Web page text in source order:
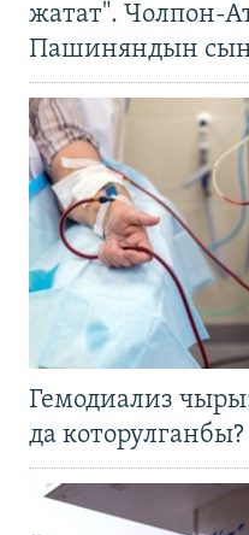
жатат". Чолпон-
Пашиняндын
Гемодиализ
да которулганбы?